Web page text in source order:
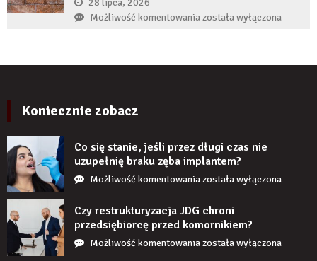
zaczyna
Możliwość komentowaniaCzy
zamontowaniu?
została wyłączona
Koniecznie zobacz
Co się stanie, jeśli przez długi czas nie
uzupełnię braku zęba implantem?
Możliwość komentowaniaCo
stanie,
jeśli
przez
została wyłączona
Czy restrukturyzacja JDG chroni
przedsiębiorcę przed komornikiem?
Możliwość komentowaniaCzy
została wyłączona